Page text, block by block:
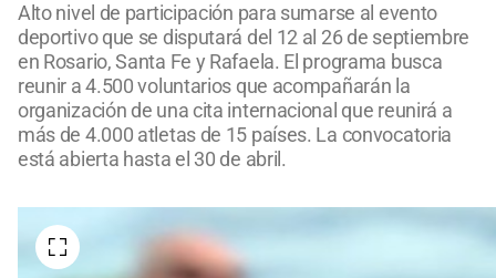
Alto nivel de participación para sumarse al evento
deportivo que se disputará del 12 al 26 de septiembre
en Rosario, Santa Fe y Rafaela. El programa busca
reunir a 4.500 voluntarios que acompañarán la
organización de una cita internacional que reunirá a
más de 4.000 atletas de 15 países. La convocatoria
está abierta hasta el 30 de abril.